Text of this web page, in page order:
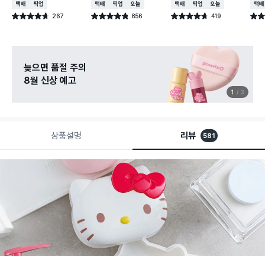
택배배송매장픽업
별점 4.7점 267
건 작성
택배배송매장픽업오늘배송
별점 4.8점 856
건 작성
택배배송매장픽업오늘배송
별점 4.7점 419
건 작성
택배
별점
늦으면 품절 주의
8월 신상 예고
1 3
상품설명 리뷰 581